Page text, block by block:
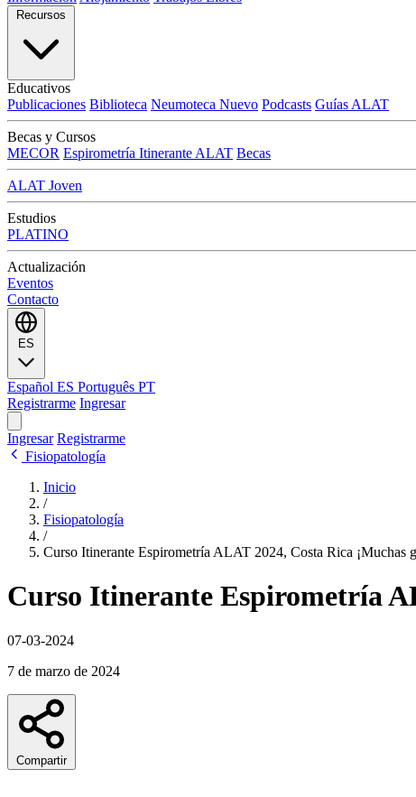
Recursos
Educativos
Publicaciones Biblioteca Neumoteca Nuevo Podcasts Guías ALAT
Becas y Cursos
MECOR Espirometría Itinerante ALAT Becas
ALAT Joven
Estudios
PLATINO
Actualización
Eventos
Contacto
ES
Español ES Português PT
Registrarme Ingresar
Ingresar Registrarme
Fisiopatología
Inicio
/
Fisiopatología
/
Curso Itinerante Espirometría ALAT 2024, Costa Rica ¡Muchas
Curso Itinerante Espirometría
07-03-2024
7 de marzo de 2024
Compartir